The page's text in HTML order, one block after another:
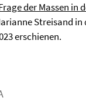
der Massen in
Streisand
erschienen.